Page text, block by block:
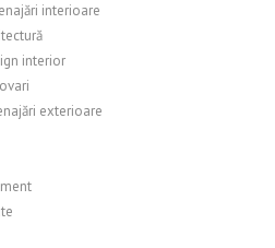
interioare
interior
exterioare